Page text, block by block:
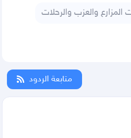
المزارع والعزب والرحلات
متابعة الردود